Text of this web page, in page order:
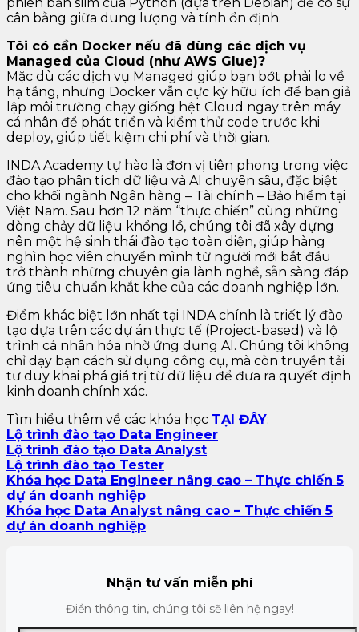
cân bằng giữa dung lượng và tính ổn định.
Tôi có cần Docker nếu đã dùng các dịch vụ
Managed của Cloud (như AWS Glue)?
Mặc dù các dịch vụ Managed giúp bạn bớt phải lo về
hạ tầng, nhưng Docker vẫn cực kỳ hữu ích để bạn giả
lập môi trường chạy giống hệt Cloud ngay trên máy
cá nhân để phát triển và kiểm thử code trước khi
deploy, giúp tiết kiệm chi phí và thời gian.
INDA Academy tự hào là đơn vị tiên phong trong việc
đào tạo phân tích dữ liệu và AI chuyên sâu, đặc biệt
cho khối ngành Ngân hàng – Tài chính – Bảo hiểm tại
Việt Nam. Sau hơn 12 năm “thực chiến” cùng những
dòng chảy dữ liệu khổng lồ, chúng tôi đã xây dựng
nên một hệ sinh thái đào tạo toàn diện, giúp hàng
nghìn học viên chuyển mình từ người mới bắt đầu
trở thành những chuyên gia lành nghề, sẵn sàng đáp
ứng tiêu chuẩn khắt khe của các doanh nghiệp lớn.
Điểm khác biệt lớn nhất tại INDA chính là triết lý đào
tạo dựa trên các dự án thực tế (Project-based) và lộ
trình cá nhân hóa nhờ ứng dụng AI. Chúng tôi không
chỉ dạy bạn cách sử dụng công cụ, mà còn truyền tải
tư duy khai phá giá trị từ dữ liệu để đưa ra quyết định
kinh doanh chính xác.
Tìm hiểu thêm về các khóa học TẠI ĐÂY:
Lộ trình đào tạo Data Engineer
Lộ trình đào tạo Data Analyst
Lộ trình đào tạo Tester
Khóa học Data Engineer nâng cao – Thực chiến 5
dự án doanh nghiệp
Khóa học Data Analyst nâng cao – Thực chiến 5
dự án doanh nghiệp
Nhận tư vấn miễn phí
Điền thông tin, chúng tôi sẽ liên hệ ngay!